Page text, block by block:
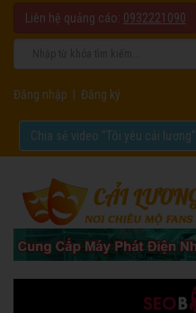
Liên hệ quảng cáo: 0932221090
Đăng nhập Đăng ký
Chia sẻ video "Tôi yêu cải lương".